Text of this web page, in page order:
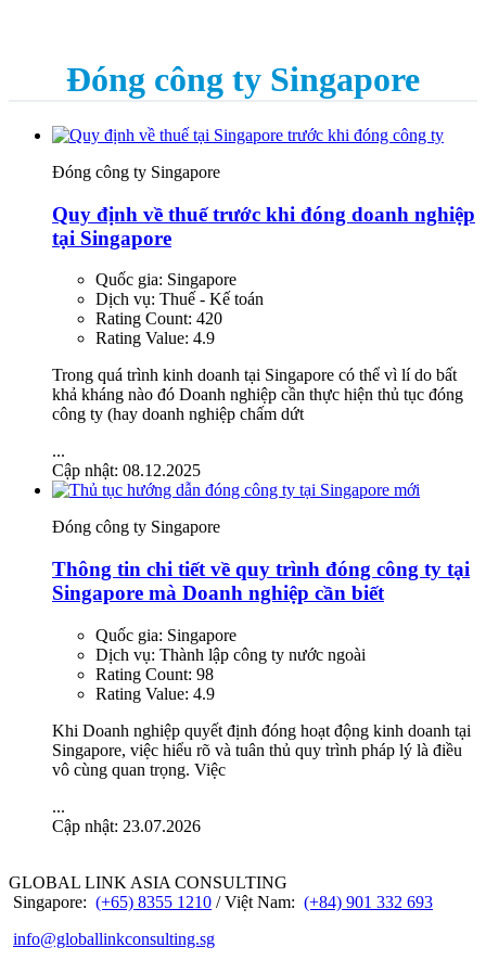
Đóng công ty Singapore
Đóng công ty Singapore
Quy định về thuế trước khi đóng doanh nghiệp
tại Singapore
Quốc gia: Singapore
Dịch vụ: Thuế - Kế toán
Rating Count: 420
Rating Value: 4.9
Trong quá trình kinh doanh tại Singapore có thể vì lí do bất
khả kháng nào đó Doanh nghiệp cần thực hiện thủ tục đóng
công ty (hay doanh nghiệp chấm dứt
...
Cập nhật: 08.12.2025
Đóng công ty Singapore
Thông tin chi tiết về quy trình đóng công ty tại
Singapore mà Doanh nghiệp cần biết
Quốc gia: Singapore
Dịch vụ: Thành lập công ty nước ngoài
Rating Count: 98
Rating Value: 4.9
Khi Doanh nghiệp quyết định đóng hoạt động kinh doanh tại
Singapore, việc hiểu rõ và tuân thủ quy trình pháp lý là điều
vô cùng quan trọng. Việc
...
Cập nhật: 23.07.2026
GLOBAL LINK ASIA CONSULTING
Singapore: (+65) 8355 1210 / Việt Nam: (+84) 901 332 693
info@globallinkconsulting.sg